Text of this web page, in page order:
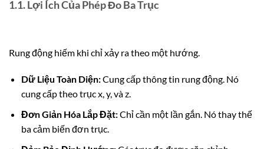
1.1. Lợi Ích Của Phép Đo Ba Trục
Rung động hiếm khi chỉ xảy ra theo một hướng.
Dữ Liệu Toàn Diện:Cung cấp thông tin rung động. Nó
cung cấp theo trụcx,y, vàz.
Đơn Giản Hóa Lắp Đặt:Chỉ cần một lần gắn. Nó thay thế
ba cảm biến đơn trục.